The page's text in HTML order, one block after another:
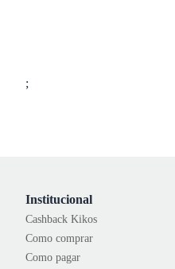
;
Institucional
Cashback Kikos
Como comprar
Como pagar